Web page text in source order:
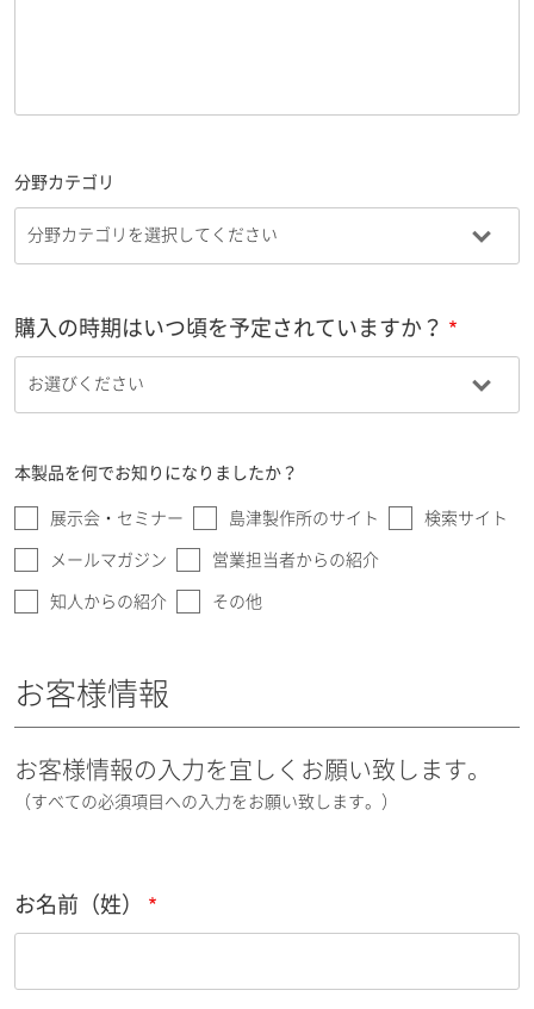
分野カテゴリ
購入の時期はいつ頃を予定されていますか？
本製品を何でお知りになりましたか？
展示会・セミナー 島津製作所のサイト 検索サイト
メールマガジン 営業担当者からの紹介
知人からの紹介 その他
お客様情報
お客様情報の入力を宜しくお願い致します。
（すべての必須項目への入力をお願い致します。）
お名前（姓）